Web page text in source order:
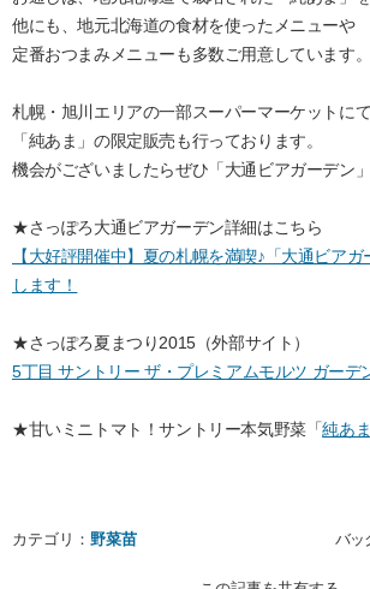
他にも、地元北海道の食材を使ったメニューや
定番おつまみメニューも多数ご用意しています。
札幌・旭川エリアの一部スーパーマーケットにて
「純あま」の限定販売も行っております。
機会がございましたらぜひ「大通ビアガーデン
★さっぽろ大通ビアガーデン詳細はこちら
【大好評開催中】夏の札幌を満喫♪「大通ビア
します！
★さっぽろ夏まつり2015（外部サイト）
5丁目 サントリー ザ・プレミアムモルツ ガーデ
★甘いミニトマト！サントリー本気野菜「純あま
カテゴリ： 野菜苗 バッ